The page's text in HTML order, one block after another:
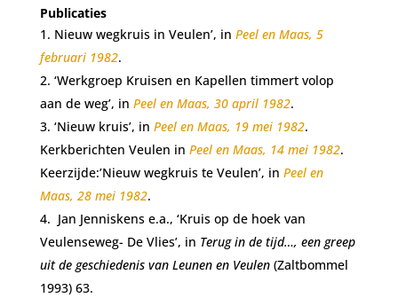
Publicaties
Nieuw wegkruis in Veulen’, in Peel en Maas, 5
februari 1982.
‘Werkgroep Kruisen en Kapellen timmert volop
aan de weg’, in Peel en Maas, 30 april 1982.
‘Nieuw kruis’, in Peel en Maas, 19 mei 1982.
Kerkberichten Veulen in Peel en Maas, 14 mei 1982.
Keerzijde:’Nieuw wegkruis te Veulen’, in Peel en
Maas, 28 mei 1982.
Jan Jenniskens e.a., ‘Kruis op de hoek van
Veulenseweg- De Vlies’, in Terug in de tijd…, een greep
uit de geschiedenis van Leunen en Veulen(Zaltbommel
1993) 63.